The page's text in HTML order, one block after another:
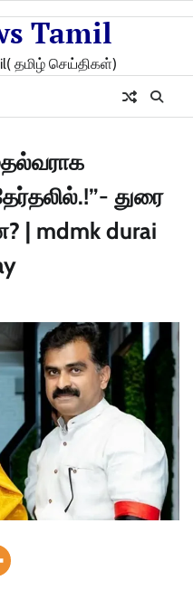
Tamil
தமிழ் செய்திகள்)
துரை
| mdmk durai